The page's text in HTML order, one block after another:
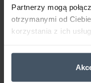
Partnerzy mogą
otrzymanymi od
korzystania z ich